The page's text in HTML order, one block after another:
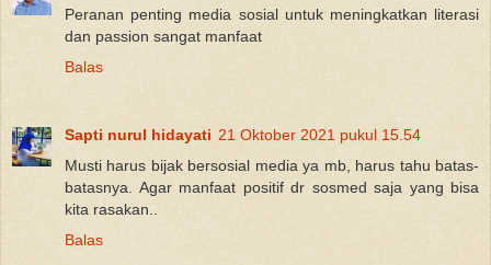
Peranan penting media sosial untuk meningkatkan literasi
dan passion sangat manfaat
Balas
Sapti nurul hidayati 21 Oktober 2021 pukul 15.54
Musti harus bijak bersosial media ya mb, harus tahu batas-
batasnya. Agar manfaat positif dr sosmed saja yang bisa
kita rasakan..
Balas